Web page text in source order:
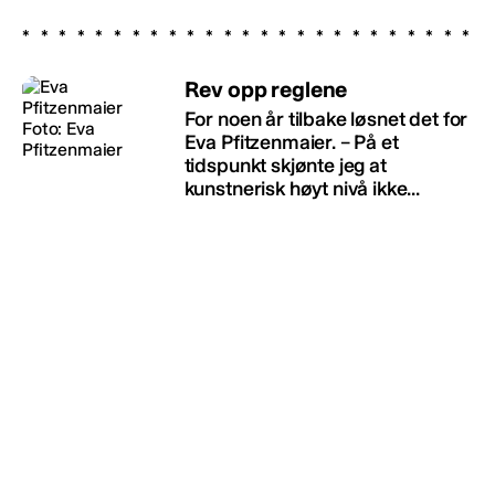
Rev opp reglene
For noen år tilbake løsnet det for
Eva Pfitzenmaier. – På et
tidspunkt skjønte jeg at
kunstnerisk høyt nivå ikke...